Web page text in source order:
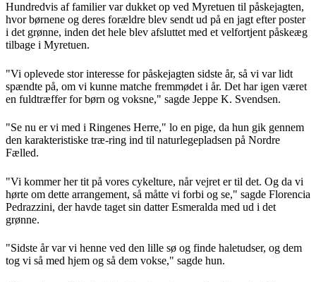
Hundredvis af familier var dukket op ved Myretuen til påskejagten,
hvor børnene og deres forældre blev sendt ud på en jagt efter poster
i det grønne, inden det hele blev afsluttet med et velfortjent påskeæg
tilbage i Myretuen.
"Vi oplevede stor interesse for påskejagten sidste år, så vi var lidt
spændte på, om vi kunne matche fremmødet i år. Det har igen været
en fuldtræffer for børn og voksne," sagde Jeppe K. Svendsen.
"Se nu er vi med i Ringenes Herre," lo en pige, da hun gik gennem
den karakteristiske træ-ring ind til naturlegepladsen på Nordre
Fælled.
"Vi kommer her tit på vores cykelture, når vejret er til det. Og da vi
hørte om dette arrangement, så måtte vi forbi og se," sagde Florencia
Pedrazzini, der havde taget sin datter Esmeralda med ud i det
grønne.
"Sidste år var vi henne ved den lille sø og finde haletudser, og dem
tog vi så med hjem og så dem vokse," sagde hun.